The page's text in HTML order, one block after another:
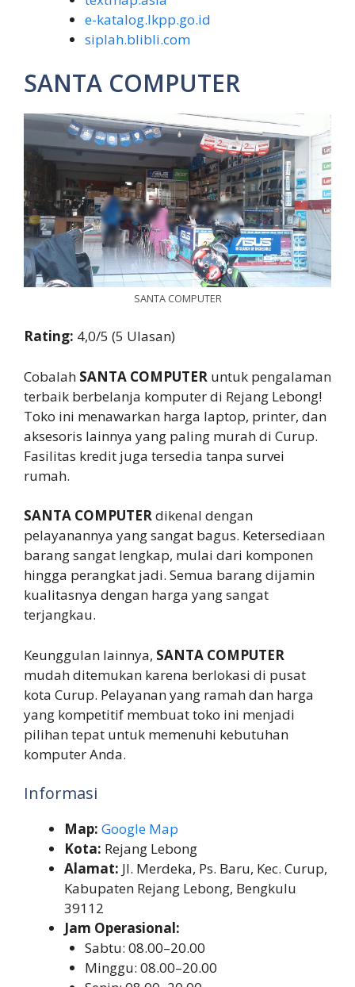
e-katalog.lkpp.go.id
siplah.blibli.com
SANTA COMPUTER
SANTA COMPUTER
Rating: 4,0/5 (5 Ulasan)
Cobalah SANTA COMPUTER untuk pengalaman
terbaik berbelanja komputer di Rejang Lebong!
Toko ini menawarkan harga laptop, printer, dan
aksesoris lainnya yang paling murah di Curup.
Fasilitas kredit juga tersedia tanpa survei
rumah.
SANTA COMPUTERdikenal dengan
pelayanannya yang sangat bagus. Ketersediaan
barang sangat lengkap, mulai dari komponen
hingga perangkat jadi. Semua barang dijamin
kualitasnya dengan harga yang sangat
terjangkau.
Keunggulan lainnya, SANTA COMPUTER
mudah ditemukan karena berlokasi di pusat
kota Curup. Pelayanan yang ramah dan harga
yang kompetitif membuat toko ini menjadi
pilihan tepat untuk memenuhi kebutuhan
komputer Anda.
Informasi
Map: Google Map
Kota: Rejang Lebong
Alamat: Jl. Merdeka, Ps. Baru, Kec. Curup,
Kabupaten Rejang Lebong, Bengkulu
39112
Jam Operasional:
Sabtu: 08.00–20.00
Minggu: 08.00–20.00